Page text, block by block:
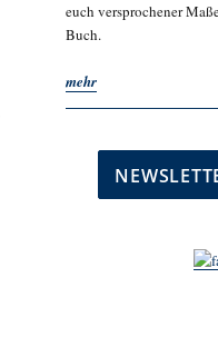
euch versprochener
Buch.
mehr